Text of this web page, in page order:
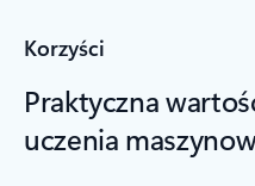
Korzyści
Praktyczna
uczenia